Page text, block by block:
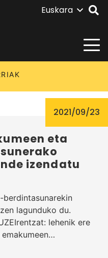
Euskara
2021/09/23
eta
izendatu
berdintasunarekin
lagunduko du.
lehenik ere